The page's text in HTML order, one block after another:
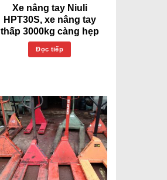
Xe nâng tay Niuli
HPT30S, xe nâng tay
thấp 3000kg càng hẹp
Đọc tiếp